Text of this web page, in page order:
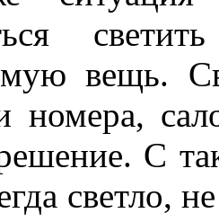
вещь.
номера,
С
светло,